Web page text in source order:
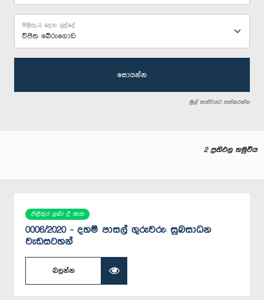
විජිත බේරුගොඩ
පිළිතුරු දෙන ලද්දේ
සොයන්න
මුල් තත්වයට පත්කරන්න
2 ප්‍රතිඵල හමුවිය
පිළිතුර ලබා දී ඇත
0006/2020 - දහම් පාසල් ගුරුවරු: සුබසාධන
වැඩසටහන්
බලන්න